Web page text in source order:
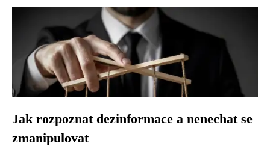
Jak rozpoznat dezinformace a nenechat se
zmanipulovat